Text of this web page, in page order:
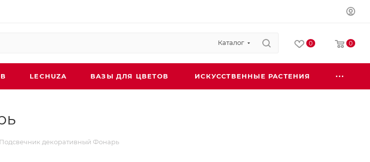
Каталог 0 0
LECHUZA ВАЗЫ ДЛЯ ЦВЕТОВ ИСКУССТВЕННЫЕ РАСТЕНИЯ
Подсвечник декоративный Фонарь